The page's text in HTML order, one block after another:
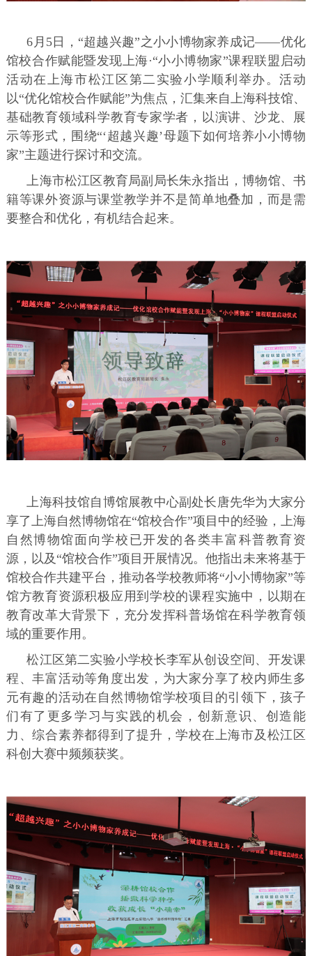
6月5日，“超越兴趣”之小小博物家养成记——优化
馆校合作赋能暨发现上海·“小小博物家”课程联盟启动
活动在上海市松江区第二实验小学顺利举办。活动
以“优化馆校合作赋能”为焦点，汇集来自上海科技馆、
基础教育领域科学教育专家学者，以演讲、沙龙、展
示等形式，围绕“‘超越兴趣’母题下如何培养小小博物
家”主题进行探讨和交流。
上海市松江区教育局副局长朱永指出，博物馆、书
籍等课外资源与课堂教学并不是简单地叠加，而是需
要整合和优化，有机结合起来。
上海科技馆自博馆展教中心副处长唐先华为大家分
享了上海自然博物馆在“馆校合作”项目中的经验，上海
自然博物馆面向学校已开发的各类丰富科普教育资
源，以及“馆校合作”项目开展情况。他指出未来将基于
馆校合作共建平台，推动各学校教师将“小小博物家”等
馆方教育资源积极应用到学校的课程实施中，以期在
教育改革大背景下，充分发挥科普场馆在科学教育领
域的重要作用。
松江区第二实验小学校长李军从创设空间、开发课
程、丰富活动等角度出发，为大家分享了校内师生多
元有趣的活动在自然博物馆学校项目的引领下，孩子
们有了更多学习与实践的机会，创新意识、创造能
力、综合素养都得到了提升，学校在上海市及松江区
科创大赛中频频获奖。